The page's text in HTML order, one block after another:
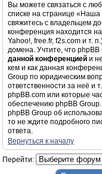
Вы можете связаться с
списке на странице
свяжитесь с владельцем
конференция находится
Yahoo!, free.fr, f2s.com и т.
домена. Учтите, что phpBB
данной конференцией и
кем и как данная
Group по юридическим
ответственности за неё и
phpBB.com или которые
обеспечению phpBB
phpBB Group об
то не ждите подробного
ответа.
Вернуться к началу
Перейти: